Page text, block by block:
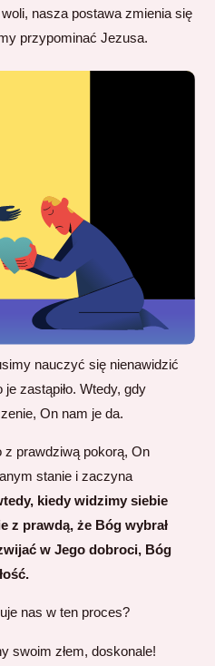
nasza postawa zmienia się
przypominać Jezusa.
nauczyć się nienawidzić
je zastąpiło. Wtedy, gdy
On nam je da.
z prawdziwą pokorą, On
stanie i zaczyna
kiedy widzimy siebie
z prawdą, że Bóg wybrał
w Jego dobroci, Bóg
nas w ten proces?
swoim złem, doskonale!